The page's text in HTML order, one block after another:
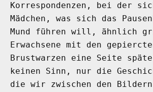
Korrespondenzen, bei der
Mädchen, was sich das
Mund führen will, ähnlich
Erwachsene mit den
Brustwarzen eine Seite
keinen Sinn, nur die
die wir zwischen den